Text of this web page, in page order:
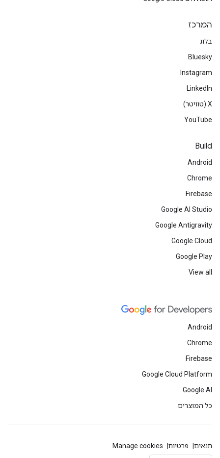
המרכז
בלוג
Bluesky
Instagram
LinkedIn
‫X (טוויטר)
YouTube
Build
Android
Chrome
Firebase
Google AI Studio
Google Antigravity
Google Cloud
Google Play
View all
Android
Chrome
Firebase
Google Cloud Platform
Google AI
כל המוצרים
תנאים פרטיות Manage cookies